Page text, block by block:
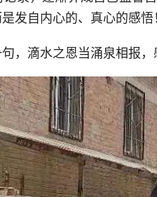
发自内心的、真心的感悟
，滴水之恩当涌泉相报，